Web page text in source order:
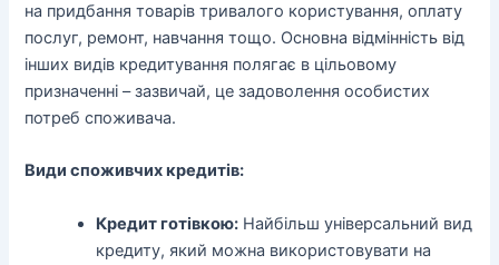
на придбання товарів тривалого користування, оплату
послуг, ремонт, навчання тощо. Основна відмінність від
інших видів кредитування полягає в цільовому
призначенні – зазвичай, це задоволення особистих
потреб споживача.
Види споживчих кредитів:
Кредит готівкою: Найбільш універсальний вид
кредиту, який можна використовувати на